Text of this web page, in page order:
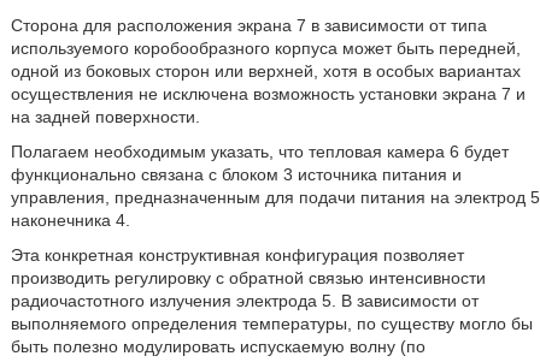
Сторона для расположения экрана 7 в зависимости от типа
используемого коробообразного корпуса может быть передней,
одной из боковых сторон или верхней, хотя в особых вариантах
осуществления не исключена возможность установки экрана 7 и
на задней поверхности.
Полагаем необходимым указать, что тепловая камера 6 будет
функционально связана с блоком 3 источника питания и
управления, предназначенным для подачи питания на электрод 5
наконечника 4.
Эта конкретная конструктивная конфигурация позволяет
производить регулировку с обратной связью интенсивности
радиочастотного излучения электрода 5. В зависимости от
выполняемого определения температуры, по существу могло бы
быть полезно модулировать испускаемую волну (по